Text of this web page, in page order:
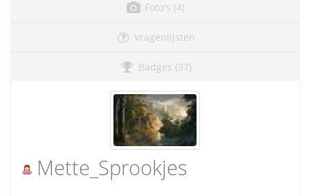
Foto's (4)
Vragenlijsten
Badges (37)
Mette_Sprookjes